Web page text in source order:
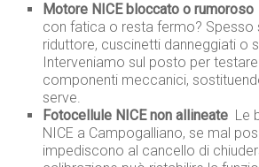
Motore NICE bloccato o rumoroso
con fatica o resta fermo? Spesso
riduttore, cuscinetti danneggiati o
Interveniamo sul posto per
componenti meccanici,
serve.
Fotocellule NICE non allineate 
NICE a Campogalliano, se mal
impediscono al cancello di